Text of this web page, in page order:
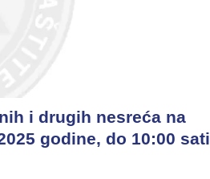
i drugih nesreća na
godine, do 10:00 sati